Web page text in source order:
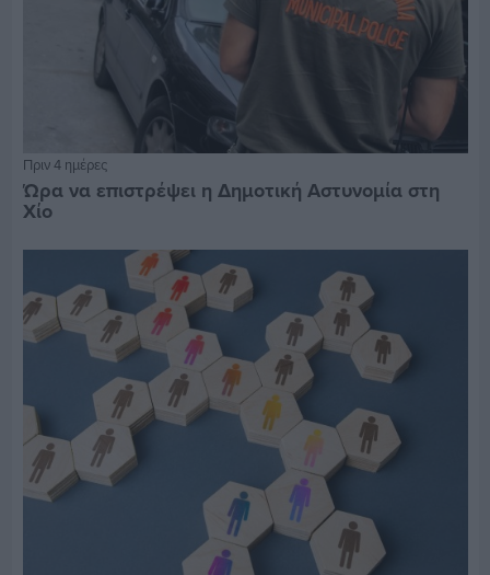
Πριν 4 ημέρες
Ώρα να επιστρέψει η Δημοτική Αστυνομία στη
Χίο